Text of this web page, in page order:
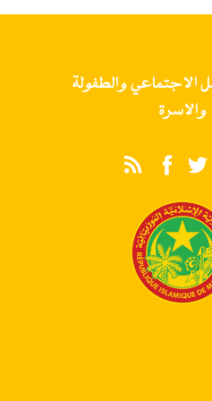
الاجتماعي والطفولة
والاسرة